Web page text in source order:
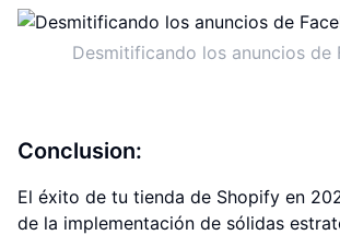
Desmitificando los anuncios de
Conclusion:
El éxito de tu tienda de Shopify en
de la implementación de sólidas